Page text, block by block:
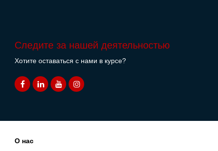
Следите за нашей деятельностью
Хотите оставаться с нами в курсе?
О нас